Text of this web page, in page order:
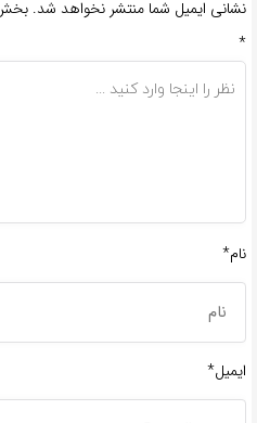
نشانی ایمیل شما منتشر نخواهد شد.
*
نام*
ایمیل*